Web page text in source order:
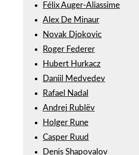
Félix Auger-Aliassime
Alex De Minaur
Novak Djokovic
Roger Federer
Hubert Hurkacz
Daniil Medvedev
Rafael Nadal
Andrej Rublëv
Holger Rune
Casper Ruud
Denis Shapovalov